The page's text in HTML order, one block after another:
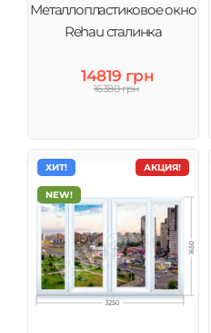
Металлопластиковое окно
Rehau сталинка
14819 грн
16380 грн
АКЦИЯ!
ХИТ!
NEW!